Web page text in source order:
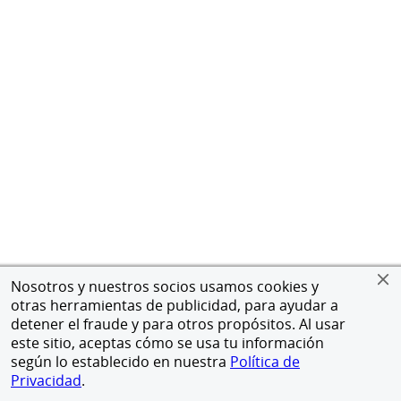
Nosotros y nuestros socios usamos cookies y
otras herramientas de publicidad, para ayudar a
detener el fraude y para otros propósitos. Al usar
este sitio, aceptas cómo se usa tu información
según lo establecido en nuestra Política de
Privacidad.